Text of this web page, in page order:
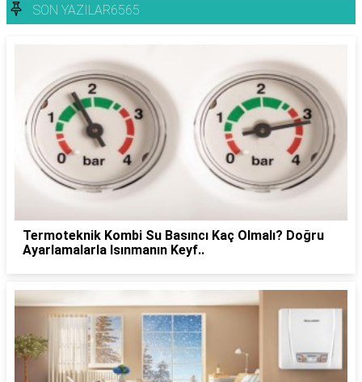
SON YAZILAR6565
Termoteknik Kombi Su Basıncı Kaç Olmalı? Doğru
Ayarlamalarla Isınmanın Keyf..